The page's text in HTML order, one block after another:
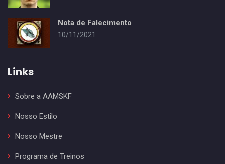
Nota de Falecimento
10/11/2021
Links
Sobre a AAMSKF
Nosso Estilo
Nosso Mestre
Programa de Treinos